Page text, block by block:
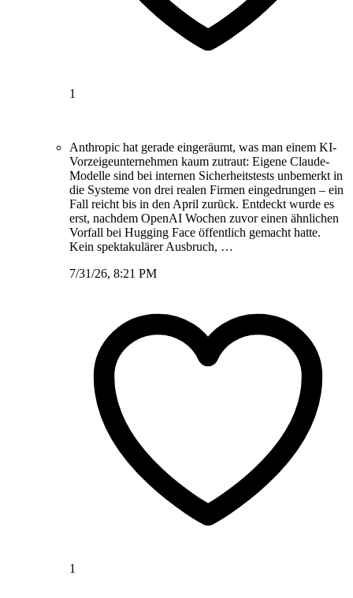
1
Anthropic hat gerade eingeräumt, was man einem KI-
Vorzeigeunternehmen kaum zutraut: Eigene Claude-
Modelle sind bei internen Sicherheitstests unbemerkt in
die Systeme von drei realen Firmen eingedrungen – ein
Fall reicht bis in den April zurück. Entdeckt wurde es
erst, nachdem OpenAI Wochen zuvor einen ähnlichen
Vorfall bei Hugging Face öffentlich gemacht hatte.
Kein spektakulärer Ausbruch, …
7/31/26, 8:21 PM
1